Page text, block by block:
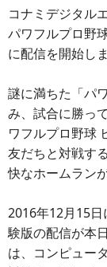
コナミデジタル
パワフルプロ野
に配信を開始しま
謎に満ちた「パ
み、試合に勝っ
ワフルプロ野球
友だちと対戦す
快なホームラン
2016年12月15
験版の配信が本
は、コンピュー